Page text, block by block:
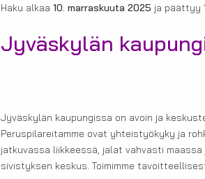
Haku alkaa 10. marraskuuta 2025 ja päättyy
Jyväskylän
Jyväskylän kaupungissa on avoin ja
Peruspilareitamme ovat yhteistyökyky ja
jatkuvassa liikkeessä, jalat vahvasti
sivistyksen keskus. Toimimme